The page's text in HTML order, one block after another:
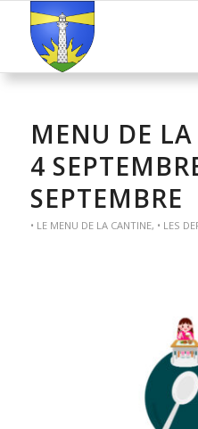
MENU DE
4
SEPTEMBRE
• LE MENU DE LA CANTINE, • LES